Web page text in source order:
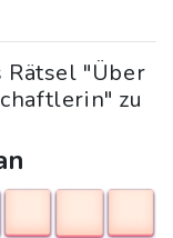
Rätsel "Über
zu